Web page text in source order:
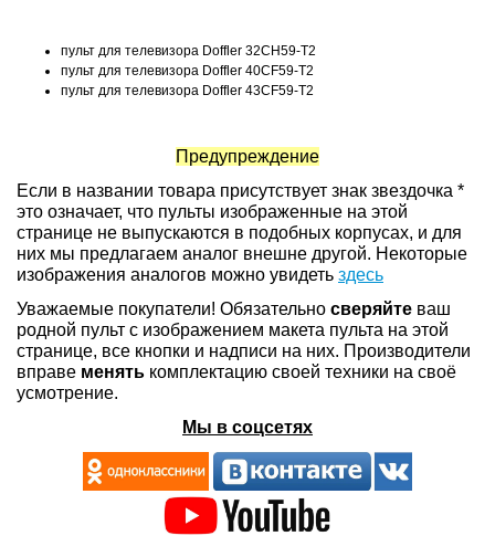
пульт для телевизора Doffler 32CH59-T2
пульт для телевизора Doffler 40CF59-T2
пульт для телевизора Doffler 43CF59-T2
Предупреждение
Если в названии товара присутствует знак звездочка *
это означает, что пульты изображенные на этой
странице не выпускаются в подобных корпусах, и для
них мы предлагаем аналог внешне другой. Некоторые
изображения аналогов можно увидеть здесь
Уважаемые покупатели! Обязательно сверяйте ваш
родной пульт с изображением макета пульта на этой
странице, все кнопки и надписи на них. Производители
вправе менять комплектацию своей техники на своё
усмотрение.
Мы в соцсетях